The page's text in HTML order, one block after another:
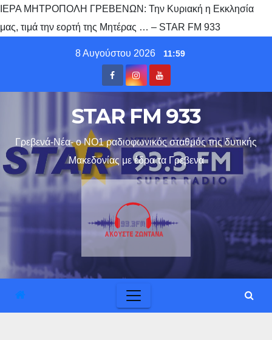
ΙΕΡΑ ΜΗΤΡΟΠΟΛΗ ΓΡΕΒΕΝΩΝ: Την Κυριακή η Εκκλησία
μας, τιμά την εορτή της Μητέρας … – STAR FM 933
8 Αυγούστου 2026 11:59
STAR FM 933
Γρεβενά-Νέα- ο ΝΟ1 ραδιοφωνικός σταθμός της δυτικής
Μακεδονίας με έδρα τα Γρεβενα